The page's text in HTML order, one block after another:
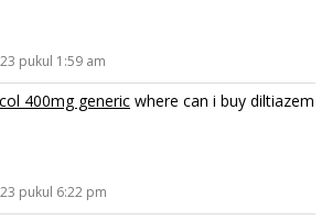
pukul 1:59 am
400mg generic where can i buy diltiazem
pukul 6:22 pm